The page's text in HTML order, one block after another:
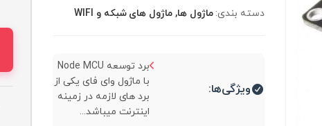
دسته بندی: ماژول ها, ماژول های شبکه و WIFI
ویژگی‌ها:
برد توسعه Node MCU
با ماژول وای فای یکی از
برد های لازمه در زمینه
اینترنت میباشد...